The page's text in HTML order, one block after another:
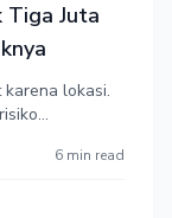
Juta
lokasi.
6 min read